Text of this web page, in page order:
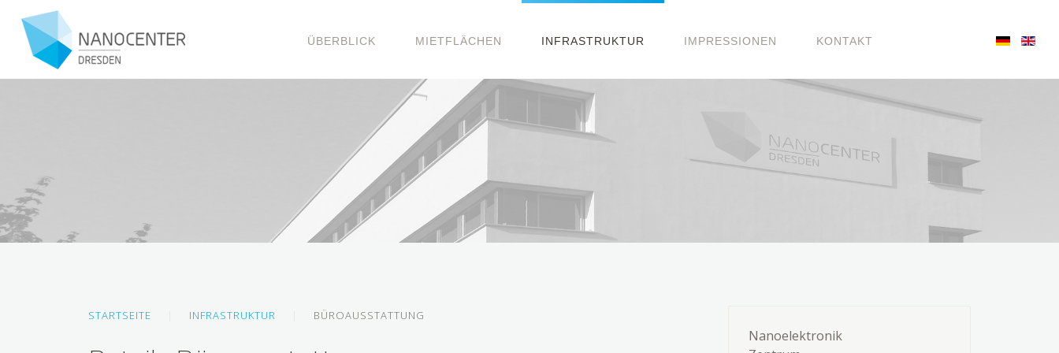
ÜBERBLICK MIETFLÄCHEN INFRASTRUKTUR IMPRESSIONEN KONTAKT
STARTSEITE INFRASTRUKTUR BÜROAUSSTATTUNG
Nanoelektronik